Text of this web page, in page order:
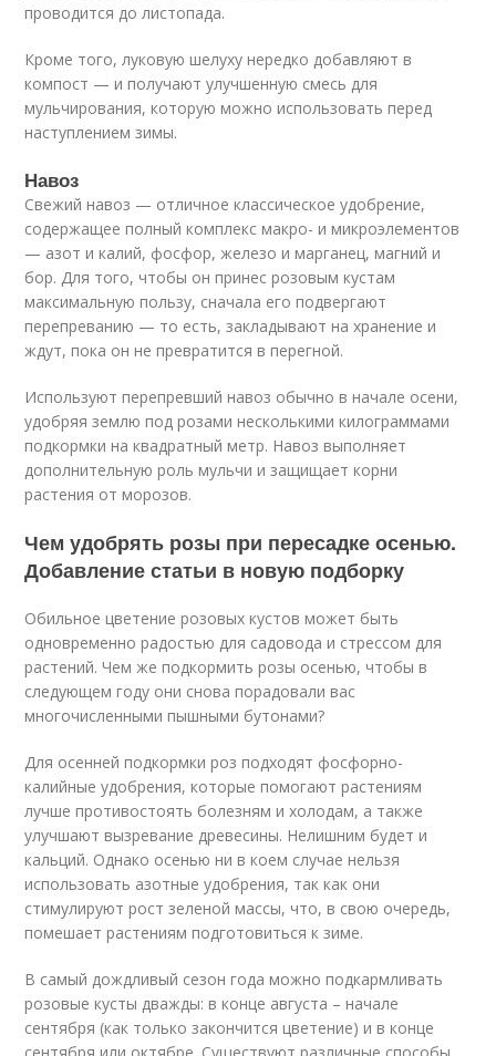
проводится до листопада.
Кроме того, луковую шелуху нередко добавляют в
компост — и получают улучшенную смесь для
мульчирования, которую можно использовать перед
наступлением зимы.
Навоз
Свежий навоз — отличное классическое удобрение,
содержащее полный комплекс макро- и микроэлементов
— азот и калий, фосфор, железо и марганец, магний и
бор. Для того, чтобы он принес розовым кустам
максимальную пользу, сначала его подвергают
перепреванию — то есть, закладывают на хранение и
ждут, пока он не превратится в перегной.
Используют перепревший навоз обычно в начале осени,
удобряя землю под розами несколькими килограммами
подкормки на квадратный метр. Навоз выполняет
дополнительную роль мульчи и защищает корни
растения от морозов.
Чем удобрять розы при пересадке осенью.
Добавление статьи в новую подборку
Обильное цветение розовых кустов может быть
одновременно радостью для садовода и стрессом для
растений. Чем же подкормить розы осенью, чтобы в
следующем году они снова порадовали вас
многочисленными пышными бутонами?
Для осенней подкормки роз подходят фосфорно-
калийные удобрения, которые помогают растениям
лучше противостоять болезням и холодам, а также
улучшают вызревание древесины. Нелишним будет и
кальций. Однако осенью ни в коем случае нельзя
использовать азотные удобрения, так как они
стимулируют рост зеленой массы, что, в свою очередь,
помешает растениям подготовиться к зиме.
В самый дождливый сезон года можно подкармливать
розовые кусты дважды: в конце августа – начале
сентября (как только закончится цветение) и в конце